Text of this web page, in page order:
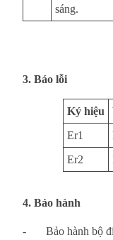
sáng.
3. Báo lỗi
Ký hiệu
Er1
Er2
4. Bảo hành
- Bảo hành bộ